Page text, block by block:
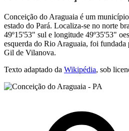
Conceição do Araguaia é um
estado do Pará. Localiza-se no norte
49º15'53" sul e longitude 49º35'53"
esquerda do Rio Araguaia, foi
Gil de Vilanova.
Texto adaptado da Wikipédia, sob